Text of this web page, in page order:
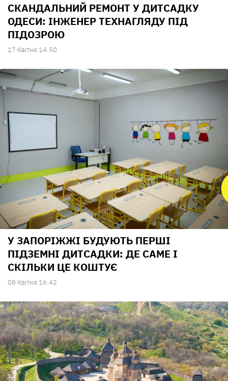
СКАНДАЛЬНИЙ РЕМОНТ У ДИТСАДКУ
ОДЕСИ: ІНЖЕНЕР ТЕХНАГЛЯДУ ПІД
ПІДОЗРОЮ
17 Квiтня 14:50
У ЗАПОРІЖЖІ БУДУЮТЬ ПЕРШІ
ПІДЗЕМНІ ДИТСАДКИ: ДЕ САМЕ І
СКІЛЬКИ ЦЕ КОШТУЄ
08 Квiтня 16:42